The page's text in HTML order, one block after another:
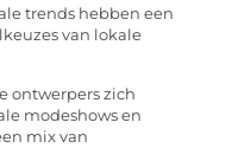
trends hebben een
van lokale
ontwerpers zich
modeshows en
mix van